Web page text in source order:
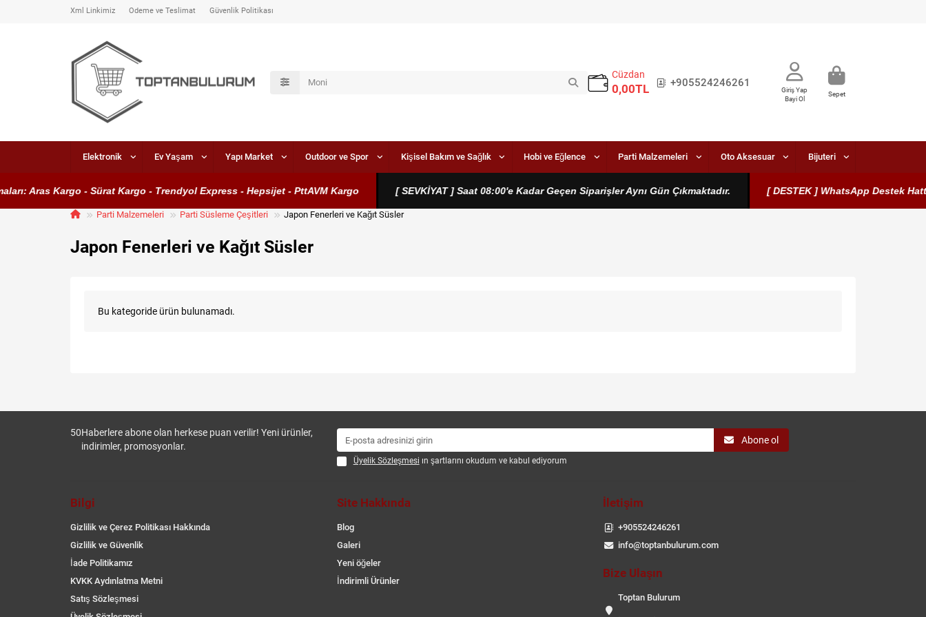
Xml Linkimiz Ödeme ve Teslimat Güvenlik Politikası
Cüzdan
0,00TL +905524246261
Giriş Yap
Bayi Ol
Sepet
Elektronik Ev Yaşam Yapı Market Outdoor ve Spor Kişisel Bakım ve Sağlık Hobi ve Eğlence Parti Malzemeleri Oto Aksesuar Bijuteri
Aras Kargo - Sürat Kargo - Trendyol Express - Hepsijet - PttAVM Kargo [ SEVKİYAT ] Saat 08:00'e Kadar Geçen Siparişler Aynı Gün Çıkmaktadır. [ DESTEK ] WhatsApp Destek
Parti Malzemeleri Parti Süsleme Çeşitleri Japon Fenerleri ve Kağıt Süsler
Japon Fenerleri ve Kağıt Süsler
Bu kategoride ürün bulunamadı.
50Haberlere abone olan herkese puan verilir! Yeni ürünler,
indirimler, promosyonlar.
Abone ol
Üyelik Sözleşmesi ın şartlarını okudum ve kabul ediyorum
Bilgi
Gizlilik ve Çerez Politikası Hakkında
Gizlilik ve Güvenlik
İade Politikamız
KVKK Aydınlatma Metni
Satış Sözleşmesi
Site Hakkında
Blog
Galeri
Yeni öğeler
İndirimli Ürünler
İletişim
+905524246261
info@toptanbulurum.com
Bize Ulaşın
Toptan Bulurum